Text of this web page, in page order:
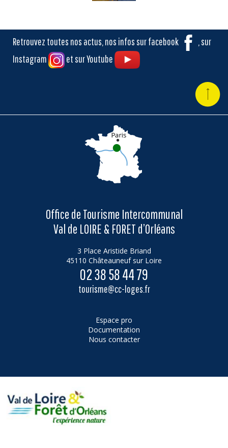
Retrouvez toutes nos actus, nos infos sur facebook
, sur
Instagram
et sur Youtube
Office de Tourisme Intercommunal
Val de LOIRE & FORET d’Orléans
3 Place Aristide Briand
45110 Châteauneuf sur Loire
02 38 58 44 79
tourisme@cc-loges.fr
Espace pro
Documentation
Nous contacter